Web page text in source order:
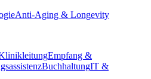
Anti-Aging & Longevity
Empfang &
BuchhaltungIT &